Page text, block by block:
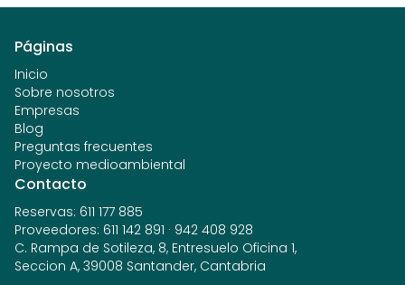
Páginas
Inicio
Sobre nosotros
Empresas
Blog
Preguntas frecuentes
Proyecto medioambiental
Contacto
Reservas: 611 177 885
Proveedores: 611 142 891 · 942 408 928
C. Rampa de Sotileza, 8, Entresuelo Oficina 1,
Seccion A, 39008 Santander, Cantabria